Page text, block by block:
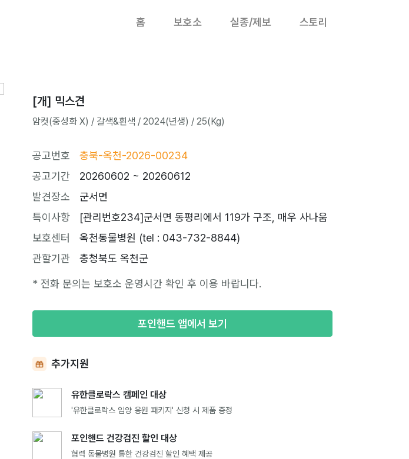
홈 보호소 실종/제보 스토리
[개] 믹스견
암컷(중성화 X) / 갈색&흰색 / 2024(년생) / 25(Kg)
공고번호
충북-옥천-2026-00234
공고기간
20260602 ~ 20260612
발견장소
군서면
특이사항
[관리번호234]군서면 동평리에서 119가 구조, 매우 사나움
보호센터
옥천동물병원 (tel : 043-732-8844)
관할기관
충청북도 옥천군
* 전화 문의는 보호소 운영시간 확인 후 이용 바랍니다.
포인핸드 앱에서 보기
추가지원
유한클로락스 캠페인 대상
'유한클로락스 입양 응원 패키지' 신청 시 제품 증정
포인핸드 건강검진 할인 대상
협력 동물병원 통한 건강검진 할인 혜택 제공